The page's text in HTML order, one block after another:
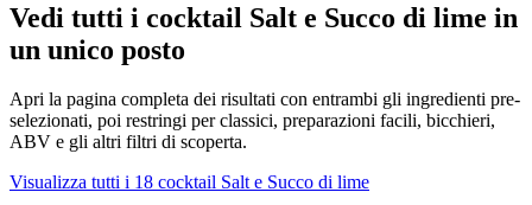
Vedi tutti i cocktail Salt e Succo di lime in
un unico posto
Apri la pagina completa dei risultati con entrambi gli ingredienti pre-
selezionati, poi restringi per classici, preparazioni facili, bicchieri,
ABV e gli altri filtri di scoperta.
Visualizza tutti i 18 cocktail Salt e Succo di lime